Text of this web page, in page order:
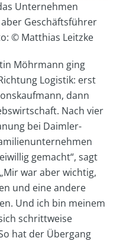
Unternehmen
Geschäftsführer
© Matthias Leitzke
Möhrmann ging
Logistik: erst
dann
Nach vier
bei Daimler-
gemacht“, sagt
war aber wichtig,
und eine andere
Und ich bin meinem
schrittweise
hat der Übergang